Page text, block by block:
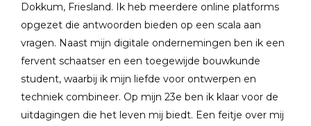
Dokkum, Friesland. Ik heb meerdere online platforms
opgezet die antwoorden bieden op een scala aan
vragen. Naast mijn digitale ondernemingen ben ik een
fervent schaatser en een toegewijde bouwkunde
student, waarbij ik mijn liefde voor ontwerpen en
techniek combineer. Op mijn 23e ben ik klaar voor de
uitdagingen die het leven mij biedt. Een feitje over mij